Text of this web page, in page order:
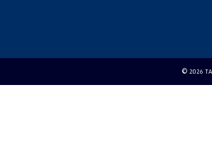
© 2026